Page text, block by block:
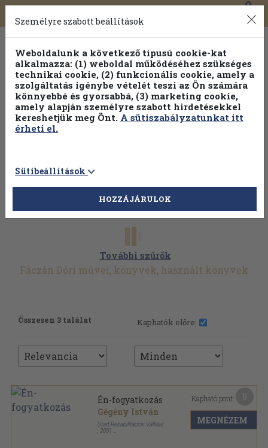
Toggle
navigation
0
További szűrők
Fáczán Dóri művei, könyvek, használt könyvek
Összesen 3 találat Kaphatók előre:
Én-fogyatkozás
Gégény István
Start Rehabilitációs Vállalat
2001
Kapható pont:
MEGNÉZEM
Személyre szabott beállítások
Weboldalunk a következő típusú cookie-kat
alkalmazza: (1) weboldal működéséhez szükséges
technikai cookie, (2) funkcionális cookie, amely a
szolgáltatás igénybe vételét teszi az Ön számára
könnyebbé és gyorsabbá, (3) marketing cookie,
amely alapján személyre szabott hirdetésekkel
kereshetjük meg Önt. A sütiszabályzatunkat itt
érheti el.
Sütibeállítások
HOZZÁJÁRULOK